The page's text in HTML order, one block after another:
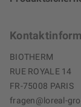
BIOTHERM
RUE ROYALE 14
FR-75008 PARIS
fragen@loreal-